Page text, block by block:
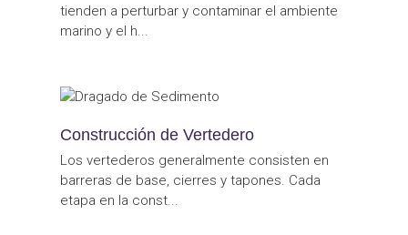
tienden a perturbar y contaminar el ambiente
marino y el h...
Construcción de Vertedero
Los vertederos generalmente consisten en
barreras de base, cierres y tapones. Cada
etapa en la const...